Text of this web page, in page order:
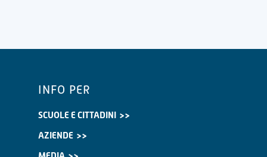
INFO PER
SCUOLE E CITTADINI
AZIENDE